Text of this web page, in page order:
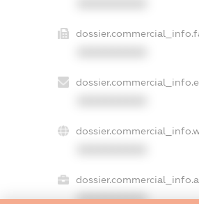
XXXXXXXXXX